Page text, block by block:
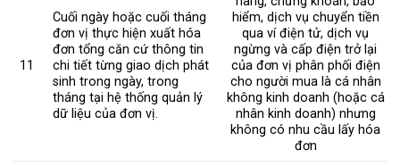
11
Cuối ngày hoặc cuối tháng
đơn vị thực hiện xuất hóa
đơn tổng căn cứ thông tin
chi tiết từng giao dịch phát
sinh trong ngày, trong
tháng tại hệ thống quản lý
dữ liệu của đơn vị.
hiểm, dịch vụ chuyển tiền
qua ví điện tử, dịch vụ
ngừng và cấp điện trở lại
của đơn vị phân phối điện
cho người mua là cá nhân
không kinh doanh (hoặc cá
nhân kinh doanh) nhưng
không có nhu cầu lấy hóa
đơn